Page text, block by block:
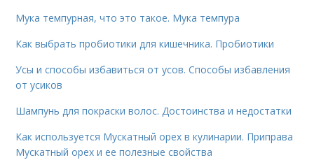
Мука темпурная, что это такое. Мука темпура
Как выбрать пробиотики для кишечника. Пробиотики
Усы и способы избавиться от усов. Способы избавления
от усиков
Шампунь для покраски волос. Достоинства и недостатки
Как используется Мускатный орех в кулинарии. Приправа
Мускатный орех и ее полезные свойства